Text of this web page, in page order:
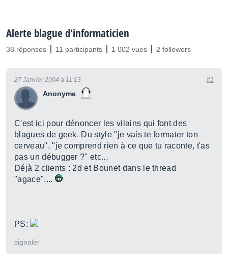
Alerte blague d'informaticien
38 réponses 11 participants 1 002 vues 2 followers
Anonyme
27 Janvier 2004 à 11:13 #1
C'est ici pour dénoncer les vilains qui font des
blagues de geek. Du style "je vais te formater ton
cerveau", "je comprend rien à ce que tu raconte, t'as
pas un débugger ?" etc...
Déjà 2 clients : 2d et Bounet dans le thread
"agace"....
PS:
signaler